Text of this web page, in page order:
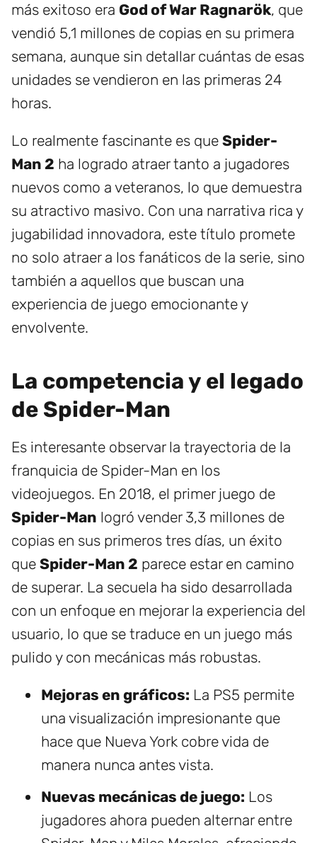
más exitoso era God of War Ragnarök, que
vendió 5,1 millones de copias en su primera
semana, aunque sin detallar cuántas de esas
unidades se vendieron en las primeras 24
horas.
Lo realmente fascinante es que Spider-
Man 2 ha logrado atraer tanto a jugadores
nuevos como a veteranos, lo que demuestra
su atractivo masivo. Con una narrativa rica y
jugabilidad innovadora, este título promete
no solo atraer a los fanáticos de la serie, sino
también a aquellos que buscan una
experiencia de juego emocionante y
envolvente.
La competencia y el legado
de Spider-Man
Es interesante observar la trayectoria de la
franquicia de Spider-Man en los
videojuegos. En 2018, el primer juego de
Spider-Man logró vender 3,3 millones de
copias en sus primeros tres días, un éxito
que Spider-Man 2 parece estar en camino
de superar. La secuela ha sido desarrollada
con un enfoque en mejorar la experiencia del
usuario, lo que se traduce en un juego más
pulido y con mecánicas más robustas.
Mejoras en gráficos: La PS5 permite
una visualización impresionante que
hace que Nueva York cobre vida de
manera nunca antes vista.
Nuevas mecánicas de juego: Los
jugadores ahora pueden alternar entre